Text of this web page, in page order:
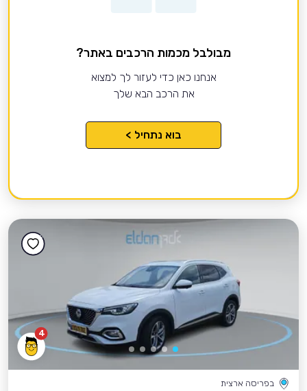
מבולבל מכמות הרכבים באתר?
אנחנו כאן כדי לעזור לך למצוא
את הרכב הבא שלך
בוא נתחיל >
4
בפריסה ארצית